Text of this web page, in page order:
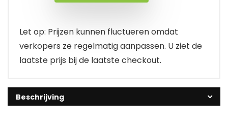
Let op: Prijzen kunnen fluctueren omdat
verkopers ze regelmatig aanpassen. U ziet de
laatste prijs bij de laatste checkout.
Beschrijving